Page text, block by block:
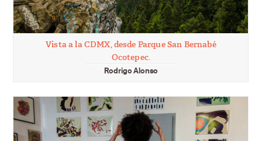
Vista a la CDMX, desde Parque San Bernabé
Ocotepec.
Rodrigo Alonso